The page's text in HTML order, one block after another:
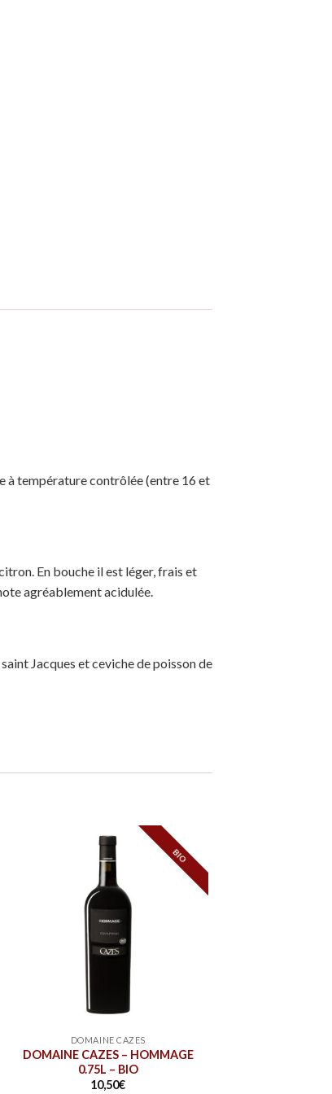
à température contrôlée (entre 16 et
En bouche il est léger, frais et
agréablement acidulée.
Jacques et ceviche de poisson de
BIO
DOMAINE CAZES
DOMAINE CAZES – HOMMAGE
0.75L – BIO
10,50€